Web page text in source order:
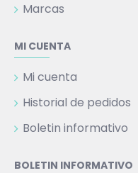
Marcas
MI CUENTA
Mi cuenta
Historial de pedidos
Boletin informativo
BOLETIN INFORMATIVO